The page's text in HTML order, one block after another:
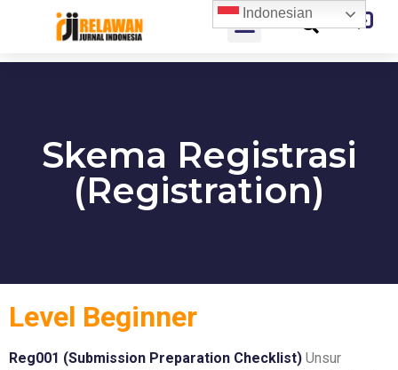
Skema Registrasi
(Registration)
Level Beginner
Reg001 (Submission Preparation Checklist) Unsur
Indonesian